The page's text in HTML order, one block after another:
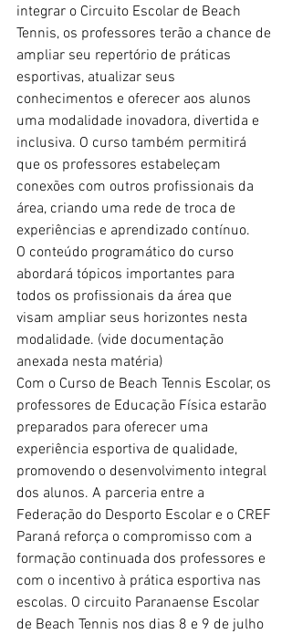
integrar o Circuito Escolar de Beach
Tennis, os professores terão a chance de
ampliar seu repertório de práticas
esportivas, atualizar seus
conhecimentos e oferecer aos alunos
uma modalidade inovadora, divertida e
inclusiva. O curso também permitirá
que os professores estabeleçam
conexões com outros profissionais da
área, criando uma rede de troca de
experiências e aprendizado contínuo.
O conteúdo programático do curso
abordará tópicos importantes para
todos os profissionais da área que
visam ampliar seus horizontes nesta
modalidade. (vide documentação
anexada nesta matéria)
Com o Curso de Beach Tennis Escolar, os
professores de Educação Física estarão
preparados para oferecer uma
experiência esportiva de qualidade,
promovendo o desenvolvimento integral
dos alunos. A parceria entre a
Federação do Desporto Escolar e o CREF
Paraná reforça o compromisso com a
formação continuada dos professores e
com o incentivo à prática esportiva nas
escolas. O circuito Paranaense Escolar
de Beach Tennis nos dias 8 e 9 de julho